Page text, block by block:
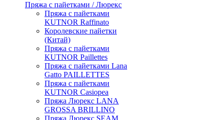
Пряжа с пайетками / Люрекс
Пряжа с пайетками
KUTNOR Raffinato
Королевские пайетки
(Китай)
Пряжа с пайетками
KUTNOR Paillettes
Пряжа с пайетками Lana
Gatto PAILLETTES
Пряжа с пайетками
KUTNOR Casiopea
Пряжа Люрекс LANA
GROSSA BRILLINO
Пряжа Люрекс SEAM